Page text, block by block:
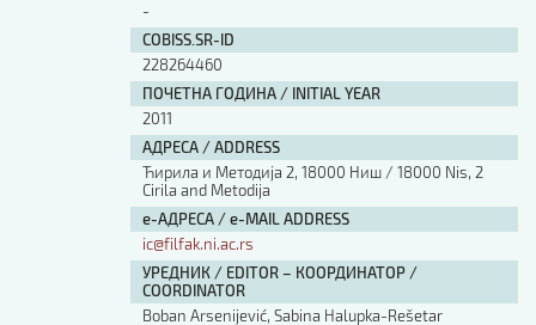
-
COBISS.SR-ID
228264460
ПОЧЕТНА ГОДИНА / INITIAL YEAR
2011
АДРЕСА / ADDRESS
Ћирила и Методија 2, 18000 Ниш / 18000 Nis, 2
Cirila and Metodija
е-АДРЕСА / e-MAIL ADDRESS
ic@filfak.ni.ac.rs
УРЕДНИК / EDITOR – КООРДИНАТОР /
COORDINATOR
Boban Arsenijević, Sabina Halupka-Rešetar